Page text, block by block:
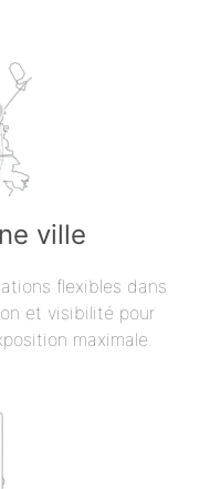
ville
flexibles dans
et visibilité pour
maximale.